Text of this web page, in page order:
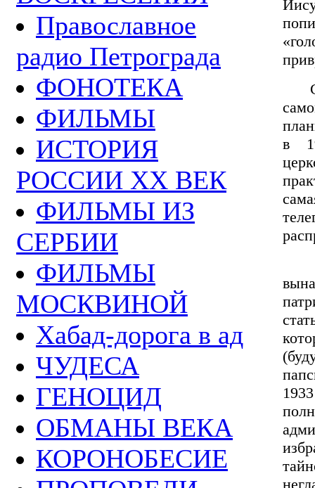
Православное
радио Петрограда
ФОНОТЕКА
ФИЛЬМЫ
ИСТОРИЯ
РОССИИ ХХ ВЕК
ФИЛЬМЫ ИЗ
СЕРБИИ
ФИЛЬМЫ
МОСКВИНОЙ
Хабад-дорога в ад
ЧУДЕСА
ГЕНОЦИД
ОБМАНЫ ВЕКА
КОРОНОБЕСИЕ
в